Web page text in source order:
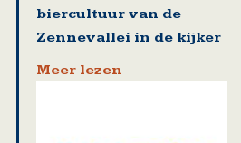
biercultuur van de
Zennevallei in de kijker
Meer lezen